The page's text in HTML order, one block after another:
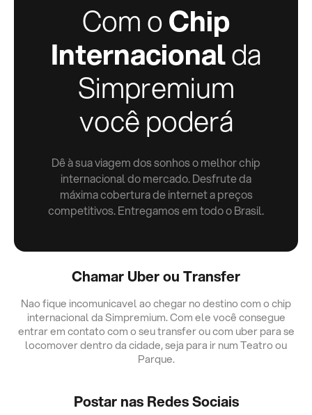
Com oChip
Internacionalda
Simpremium
você poderá
Dê à sua viagem dos sonhos o melhor chip
internacional do mercado. Desfrute da
máxima cobertura de internet a preços
competitivos. Entregamos em todo o Brasil.
Chamar Uber ou Transfer
Nao fique incomunicavel ao chegar no destino com o chip
internacional da Simpremium. Com ele você consegue
entrar em contato com o seu transfer ou com uber para se
locomover dentro da cidade, seja para ir num Teatro ou
Parque.
Postar nas Redes Sociais